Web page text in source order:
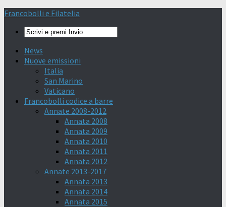
Francobolli e Filatelia
News
Nuove emissioni
Italia
San Marino
Vaticano
Francobolli codice a barre
Annate 2008-2012
Annata 2008
Annata 2009
Annata 2010
Annata 2011
Annata 2012
Annate 2013-2017
Annata 2013
Annata 2014
Annata 2015